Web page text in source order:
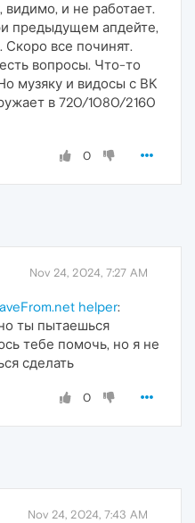
видимо, и не работает.
предыдущем апдейте,
Скоро все починят.
вопросы. Что-то
музяку и видосы с ВК
в 720/1080/2160
0
Nov 24, 2024, 7:27 AM
helper:
ты пытаешься
тебе помочь, но я не
сделать
0
Nov 24, 2024, 7:43 AM